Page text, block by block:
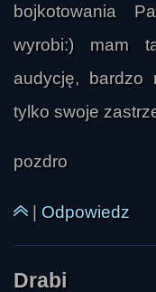
Jego zdaniem
nastąpić
danych włączą
Rozmowa
względności.
słuchacza
dużych
względem
poruszającego
bojkotowania
wyrobi:) mam
audycję, bardzo
tylko swoje
pozdro
| Odpowiedz